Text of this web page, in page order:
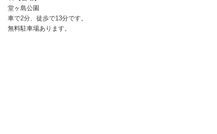
堂ヶ島公園
車で2分、徒歩で13分です。
無料駐車場あります。